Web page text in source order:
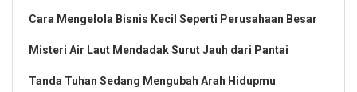
Cara Mengelola Bisnis Kecil Seperti Perusahaan Besar
Misteri Air Laut Mendadak Surut Jauh dari Pantai
Tanda Tuhan Sedang Mengubah Arah Hidupmu